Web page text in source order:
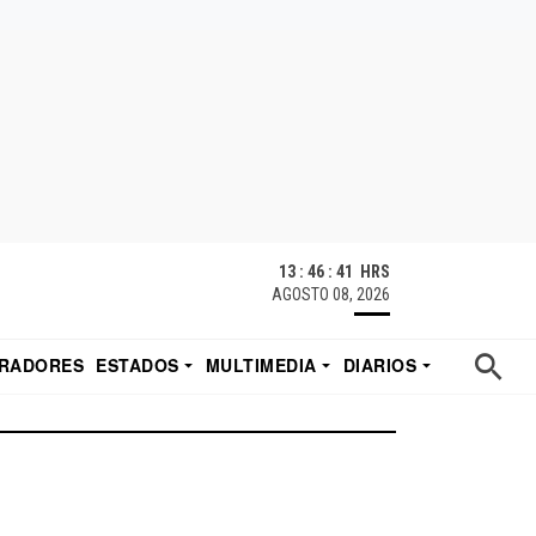
13 : 46 : 42 HRS
AGOSTO 08, 2026
ESTADOS MULTIMEDIA
DIARIOS